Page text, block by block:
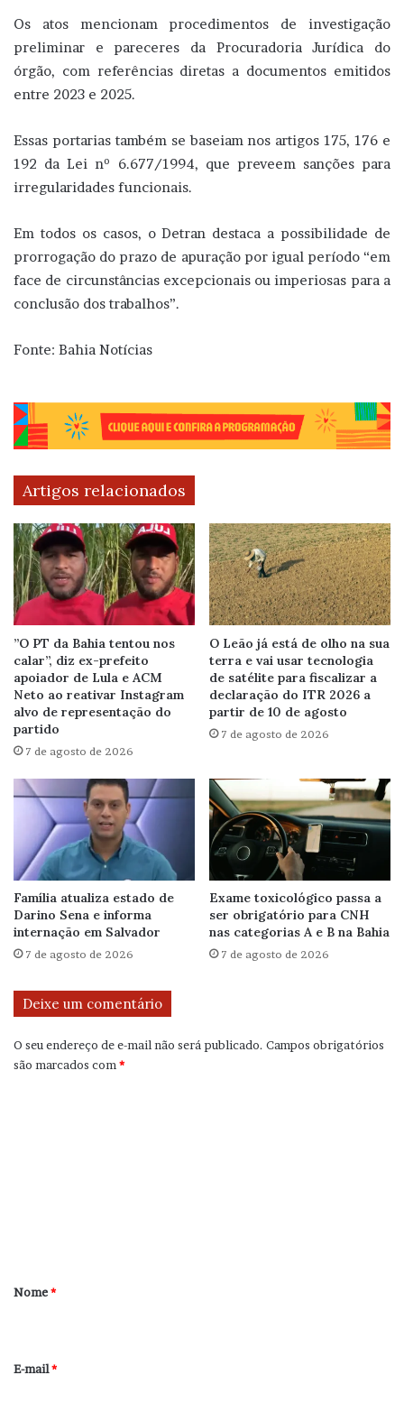
Os atos mencionam procedimentos de investigação
preliminar e pareceres da Procuradoria Jurídica do
órgão, com referências diretas a documentos emitidos
entre 2023 e 2025.
Essas portarias também se baseiam nos artigos 175, 176 e
192 da Lei nº 6.677/1994, que preveem sanções para
irregularidades funcionais.
Em todos os casos, o Detran destaca a possibilidade de
prorrogação do prazo de apuração por igual período “em
face de circunstâncias excepcionais ou imperiosas para a
conclusão dos trabalhos”.
Fonte: Bahia Notícias
Artigos relacionados
”O PT da Bahia tentou nos
calar”, diz ex-prefeito
apoiador de Lula e ACM
Neto ao reativar Instagram
alvo de representação do
partido
7 de agosto de 2026
O Leão já está de olho na sua
terra e vai usar tecnologia
de satélite para fiscalizar a
declaração do ITR 2026 a
partir de 10 de agosto
7 de agosto de 2026
Família atualiza estado de
Darino Sena e informa
internação em Salvador
7 de agosto de 2026
Exame toxicológico passa a
ser obrigatório para CNH
nas categorias A e B na Bahia
7 de agosto de 2026
Deixe um comentário
O seu endereço de e-mail não será publicado. Campos obrigatórios
são marcados com *
r
*
Nome*
E-mail*